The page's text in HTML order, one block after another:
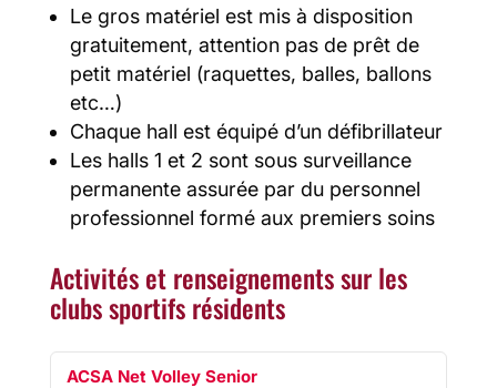
Le gros matériel est mis à disposition
gratuitement, attention pas de prêt de
petit matériel (raquettes, balles, ballons
etc…)
Chaque hall est équipé d’un défibrillateur
Les halls 1 et 2 sont sous surveillance
permanente assurée par du personnel
professionnel formé aux premiers soins
Activités et renseignements sur les
clubs sportifs résidents
ACSA Net Volley Senior